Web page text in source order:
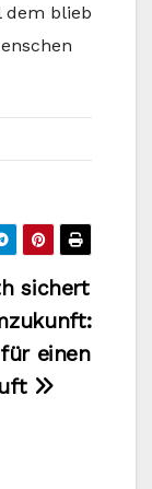
dem blieb
sichert
einen